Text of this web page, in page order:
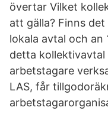
övertar Vilket
att gälla? Finns
lokala avtal och
detta kollektivavtal
arbetstagare
LAS, får